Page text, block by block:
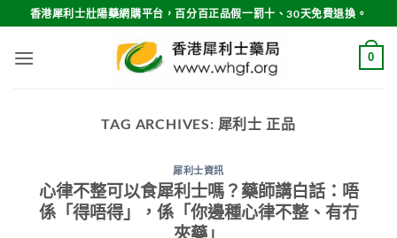
to
content
香港犀利士壯陽藥網購平台，百分百正品假一罰十、30天免費退換。
0
TAG ARCHIVES: 犀利士 正品
犀利士資訊
心律不整可以食犀利士嗎？藥師講白話：唔
係「得唔得」，係「你邊種心律不整、有冇
夾藥」